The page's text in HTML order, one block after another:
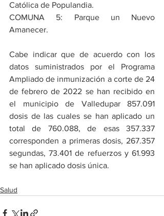
Católica de Populandia.
COMUNA 5: Parque un Nuevo
Amanecer.
Cabe indicar que de acuerdo con los
datos suministrados por el Programa
Ampliado de inmunización a corte de 24
de febrero de 2022 se han recibido en
el municipio de Valledupar 857.091
dosis de las cuales se han aplicado un
total de 760.088, de esas 357.337
corresponden a primeras dosis, 267.357
segundas, 73.401 de refuerzos y 61.993
se han aplicado dosis única.
Salud